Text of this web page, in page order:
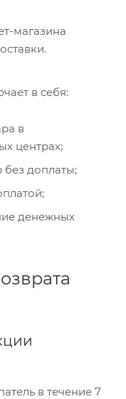
магазина
в себя:
в
центрах;
доплаты;
денежных
в течение 7